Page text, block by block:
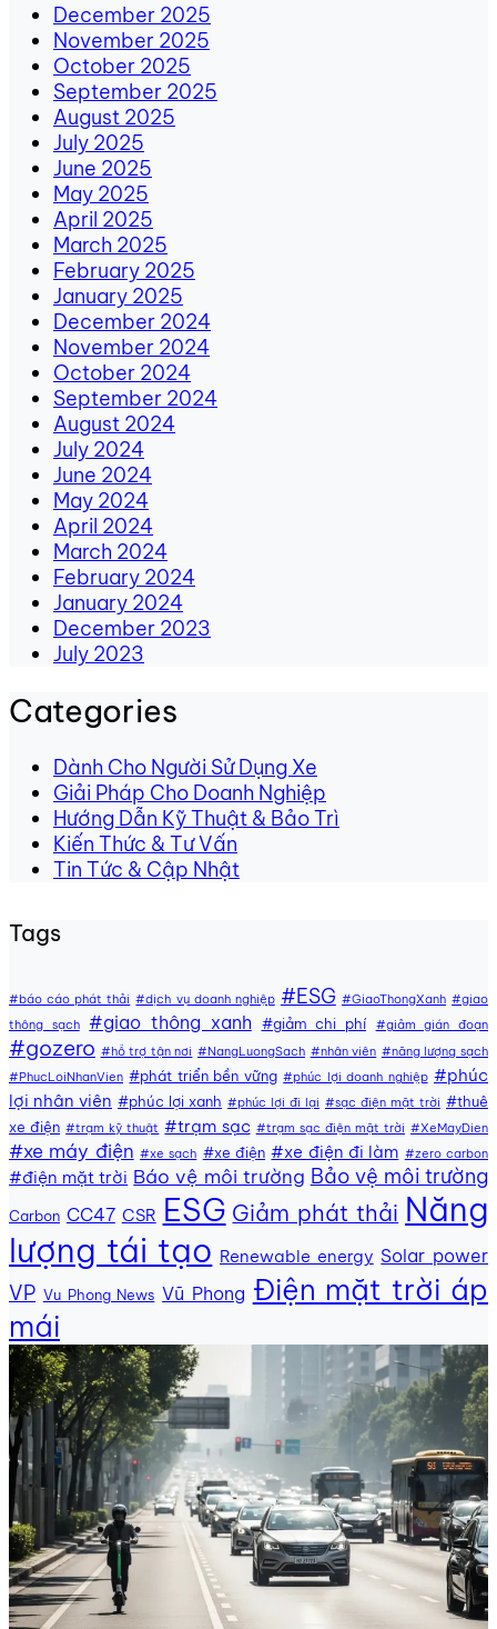
December 2025
November 2025
October 2025
September 2025
August 2025
July 2025
June 2025
May 2025
April 2025
March 2025
February 2025
January 2025
December 2024
November 2024
October 2024
September 2024
August 2024
July 2024
June 2024
May 2024
April 2024
March 2024
February 2024
January 2024
December 2023
July 2023
Categories
Dành Cho Người Sử Dụng Xe
Giải Pháp Cho Doanh Nghiệp
Hướng Dẫn Kỹ Thuật & Bảo Trì
Kiến Thức & Tư Vấn
Tin Tức & Cập Nhật
Tags
#báo cáo phát thải #dịch vụ doanh nghiệp #ESG #GiaoThongXanh #giao
thông sạch
#giao thông xanh #giảm chi phí #giảm gián đoạn
#gozero #hỗ trợ tận nơi #NangLuongSach #nhân viên #năng lượng sạch
#PhucLoiNhanVien #phát triển bền vững #phúc lợi doanh nghiệp #phúc
lợi nhân viên #phúc lợi xanh #phúc lợi đi lại #sạc điện mặt trời #thuê
xe điện #trạm kỹ thuật #trạm sạc #trạm sạc điện mặt trời #XeMayDien
#xe máy điện #xe sạch #xe điện #xe điện đi làm #zero carbon
#điện mặt trời Báo vệ môi trường Bảo vệ môi trường
Carbon CC47 CSR ESG Giảm phát thải Năng
lượng tái tạo Renewable energy Solar power
VP Vu Phong News Vũ Phong Điện mặt trời áp
mái